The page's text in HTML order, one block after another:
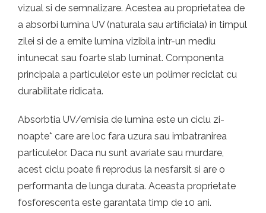
vizual si de semnalizare. Acestea au proprietatea de
a absorbi lumina UV (naturala sau artificiala) in timpul
zilei si de a emite lumina vizibila intr-un mediu
intunecat sau foarte slab luminat. Componenta
principala a particulelor este un polimer reciclat cu
durabilitate ridicata.
Absorbtia UV/emisia de lumina este un ciclu zi-
noapte* care are loc fara uzura sau imbatranirea
particulelor. Daca nu sunt avariate sau murdare,
acest ciclu poate fi reprodus la nesfarsit si are o
performanta de lunga durata. Aceasta proprietate
fosforescenta este garantata timp de 10 ani.